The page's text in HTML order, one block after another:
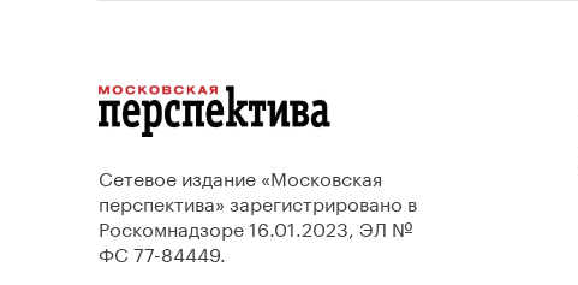
Сетевое издание «Московская
перспектива» зарегистрировано в
Роскомнадзоре 16.01.2023, ЭЛ №
ФС 77-84449.